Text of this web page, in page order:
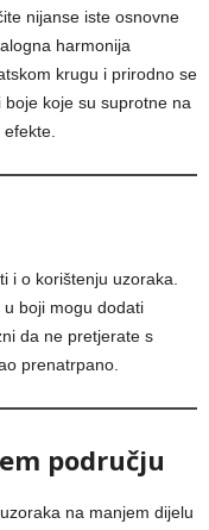
nijanse iste osnovne
harmonija
krugu i prirodno se
koje su suprotne na
i o korištenju uzoraka.
boji mogu dodati
da ne pretjerate s
prenatrpano.
području
na manjem dijelu